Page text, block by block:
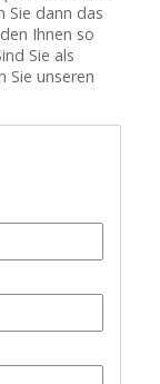
Sie dann das
Ihnen so
Sie als
Sie unseren